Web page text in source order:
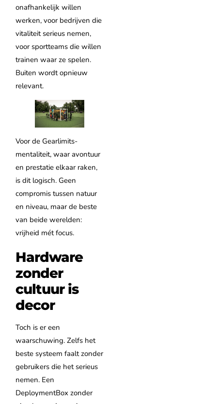
onafhankelijk willen
werken, voor bedrijven die
vitaliteit serieus nemen,
voor sportteams die willen
trainen waar ze spelen.
Buiten wordt opnieuw
relevant.
Voor de Gearlimits-
mentaliteit, waar avontuur
en prestatie elkaar raken,
is dit logisch. Geen
compromis tussen natuur
en niveau, maar de beste
van beide werelden:
vrijheid mét focus.
Hardware
zonder
cultuur is
decor
Toch is er een
waarschuwing. Zelfs het
beste systeem faalt zonder
gebruikers die het serieus
nemen. Een
DeploymentBox zonder